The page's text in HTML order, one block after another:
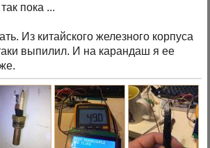
пока ...
Из китайского железного корпуса
выпилил. И на карандаш я ее